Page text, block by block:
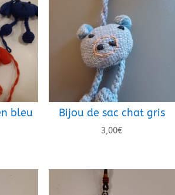
bleu Bijou de sac chat gris
3,00€